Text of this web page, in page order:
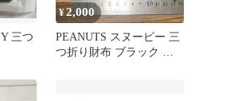
三つ
¥2,000
PEANUTS スヌーピー 三
つ折り財布 ブラック エ